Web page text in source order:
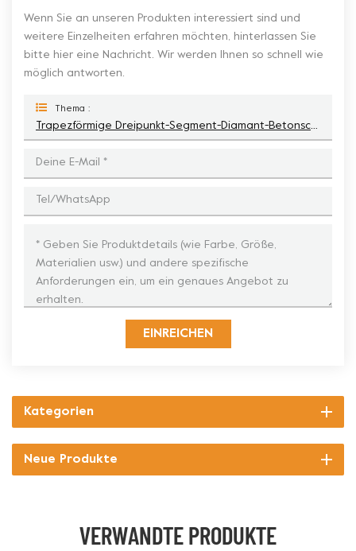
Wenn Sie an unseren Produkten interessiert sind und
weitere Einzelheiten erfahren möchten, hinterlassen Sie
bitte hier eine Nachricht. Wir werden Ihnen so schnell wie
möglich antworten.
Thema :
Trapezförmige Dreipunkt-Segment-Diamant-Betonschleifblätter
EINREICHEN
Kategorien
Neue Produkte
VERWANDTE PRODUKTE